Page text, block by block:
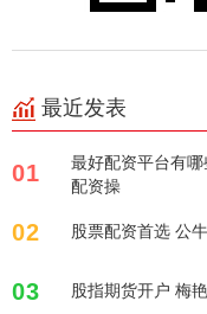
最近发表
01
最好配资平台有
配资操
02 股票配资首选 公
03 股指期货开户 梅